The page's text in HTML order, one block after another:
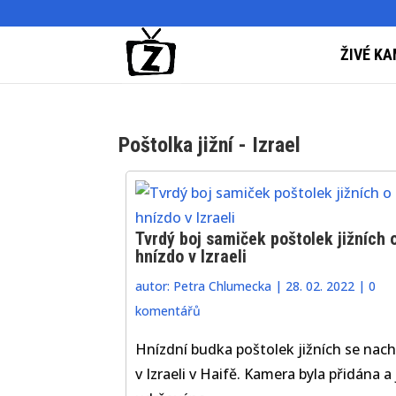
ŽIVÉ
Poštolka jižní - Izrael
Tvrdý boj samiček poštolek jižních
hnízdo v Izraeli
autor: Petra Chlumecka| 28. 02. 2022| 0
komentářů
Hnízdní budka poštolek jižních se
v Izraeli v Haifě. Kamera byla přidána a